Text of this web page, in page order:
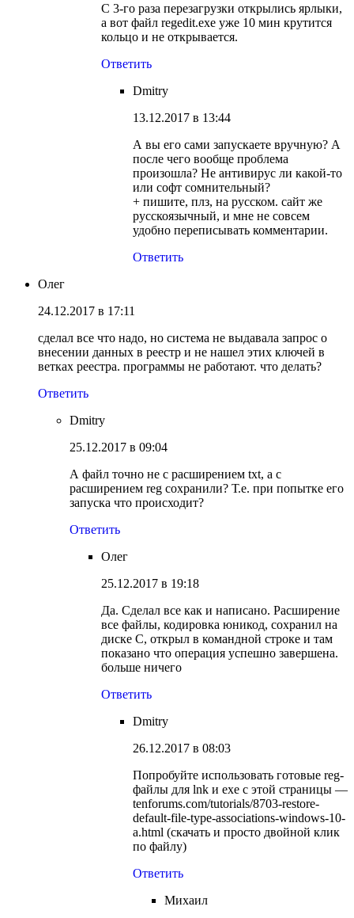
С 3-го раза перезагрузки открылись ярлыки,
а вот файл regedit.exe уже 10 мин крутится
кольцо и не открывается.
Ответить
Dmitry
13.12.2017 в 13:44
А вы его сами запускаете вручную? А
после чего вообще проблема
произошла? Не антивирус ли какой-то
или софт сомнительный?
+ пишите, плз, на русском. сайт же
русскоязычный, и мне не совсем
удобно переписывать комментарии.
Ответить
Олег
24.12.2017 в 17:11
сделал все что надо, но система не выдавала запрос о
внесении данных в реестр и не нашел этих ключей в
ветках реестра. программы не работают. что делать?
Ответить
Dmitry
25.12.2017 в 09:04
А файл точно не с расширением txt, а с
расширением reg сохранили? Т.е. при попытке его
запуска что происходит?
Ответить
Олег
25.12.2017 в 19:18
Да. Сделал все как и написано. Расширение
все файлы, кодировка юникод, сохранил на
диске С, открыл в командной строке и там
показано что операция успешно завершена.
больше ничего
Ответить
Dmitry
26.12.2017 в 08:03
Попробуйте использовать готовые reg-
файлы для lnk и exe с этой страницы —
tenforums.com/tutorials/8703-restore-
default-file-type-associations-windows-10-
a.html (скачать и просто двойной клик
по файлу)
Ответить
Михаил